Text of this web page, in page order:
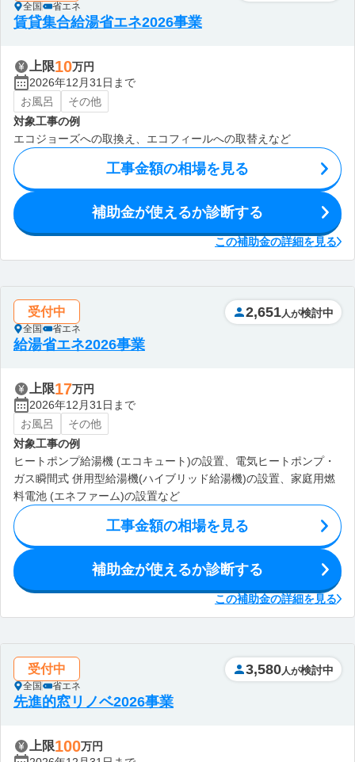
全国 省エネ
賃貸集合給湯省エネ2026事業
上限10万円
2026年12月31日まで
お風呂
その他
対象工事の例
エコジョーズへの取換え、エコフィールへの取替えなど
工事金額の相場を見る
補助金が使えるか診断する
この補助金の詳細を見る
受付中
全国 省エネ
2,651 人が検討中
給湯省エネ2026事業
上限17万円
2026年12月31日まで
お風呂
その他
対象工事の例
ヒートポンプ給湯機 (エコキュート)の設置、電気ヒートポンプ・
ガス瞬間式 併用型給湯機(ハイブリッド給湯機)の設置、家庭用燃
料電池 (エネファーム)の設置など
工事金額の相場を見る
補助金が使えるか診断する
この補助金の詳細を見る
受付中
全国 省エネ
3,580 人が検討中
先進的窓リノベ2026事業
上限100万円